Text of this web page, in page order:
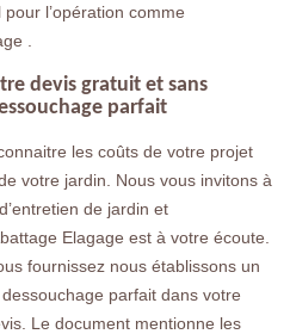
l’opération comme
.
devis gratuit et sans
parfait
les coûts de votre projet
votre jardin. Nous vous invitons à
de jardin et
Elagage est à votre écoute.
fournissez nous établissons un
parfait dans votre
Le document mentionne les